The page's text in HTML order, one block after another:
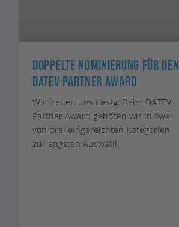
Doppelte Nominierung Für Den
DATEV Partner Award
Wir freuen uns riesig: Beim DATEV
Partner Award gehören wir in zwei
von drei eingereichten Kategorien
zur engsten Auswahl.